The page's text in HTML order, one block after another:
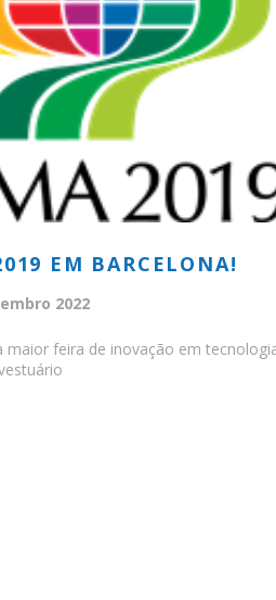
EM BARCELONA!
2022
maior feira de inovação em